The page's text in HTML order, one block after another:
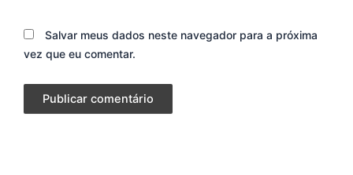
Salvar meus dados neste navegador para a próxima
vez que eu comentar.